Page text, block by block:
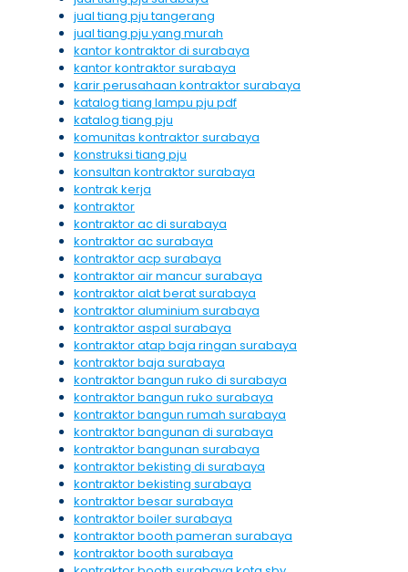
jual tiang pju tangerang
jual tiang pju yang murah
kantor kontraktor di surabaya
kantor kontraktor surabaya
karir perusahaan kontraktor surabaya
katalog tiang lampu pju pdf
katalog tiang pju
komunitas kontraktor surabaya
konstruksi tiang pju
konsultan kontraktor surabaya
kontrak kerja
kontraktor
kontraktor ac di surabaya
kontraktor ac surabaya
kontraktor acp surabaya
kontraktor air mancur surabaya
kontraktor alat berat surabaya
kontraktor aluminium surabaya
kontraktor aspal surabaya
kontraktor atap baja ringan surabaya
kontraktor baja surabaya
kontraktor bangun ruko di surabaya
kontraktor bangun ruko surabaya
kontraktor bangun rumah surabaya
kontraktor bangunan di surabaya
kontraktor bangunan surabaya
kontraktor bekisting di surabaya
kontraktor bekisting surabaya
kontraktor besar surabaya
kontraktor boiler surabaya
kontraktor booth pameran surabaya
kontraktor booth surabaya